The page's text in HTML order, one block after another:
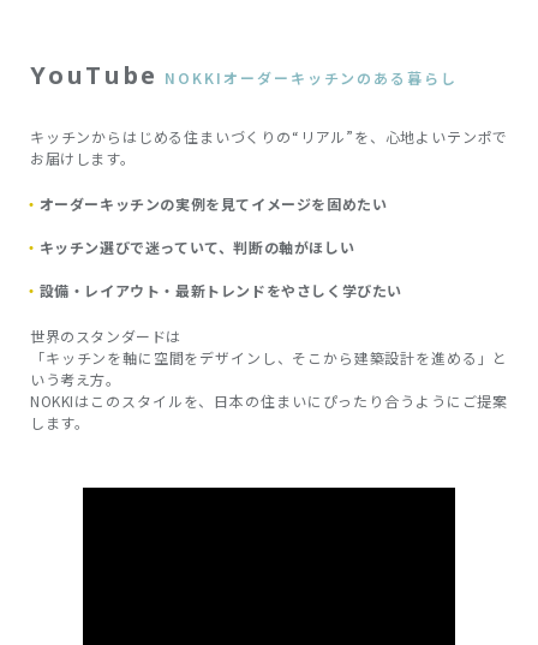
YouTube NOKKIオーダーキッチンのある暮らし
キッチンからはじめる住まいづくりの“リアル”を、心地よいテンポで
お届けします。
オーダーキッチンの実例を見てイメージを固めたい
キッチン選びで迷っていて、判断の軸がほしい
設備・レイアウト・最新トレンドをやさしく学びたい
世界のスタンダードは
「キッチンを軸に空間をデザインし、そこから建築設計を進める」と
いう考え方。
NOKKIはこのスタイルを、日本の住まいにぴったり合うようにご提案
します。